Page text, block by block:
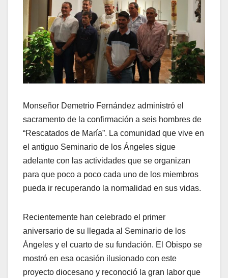
Monseñor Demetrio Fernández administró el
sacramento de la confirmación a seis hombres de
“Rescatados de María”. La comunidad que vive en
el antiguo Seminario de los Ángeles sigue
adelante con las actividades que se organizan
para que poco a poco cada uno de los miembros
pueda ir recuperando la normalidad en sus vidas.
Recientemente han celebrado el primer
aniversario de su llegada al Seminario de los
Ángeles y el cuarto de su fundación. El Obispo se
mostró en esa ocasión ilusionado con este
proyecto diocesano y reconoció la gran labor que